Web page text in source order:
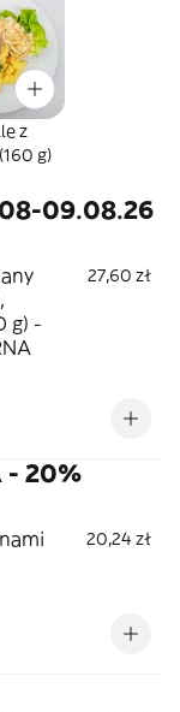
z
g)
09.08.26
g) -
27,60 zł
- 20%
20,24 zł